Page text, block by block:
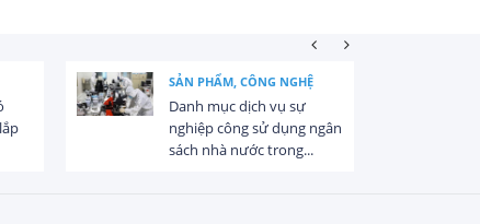
SẢN PHẨM, CÔNG NGHỆ
Danh mục dịch vụ sự
nghiệp công sử dụng ngân
sách nhà nước trong...